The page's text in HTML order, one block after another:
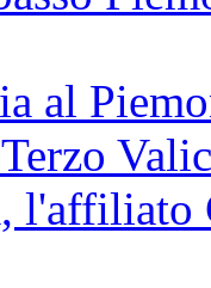
al
l'affiliato